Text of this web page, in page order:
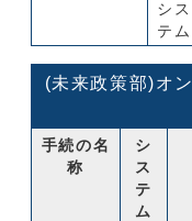
シス
テム
(未来政策部)オ
手続の名
称
シ
ス
テ
ム